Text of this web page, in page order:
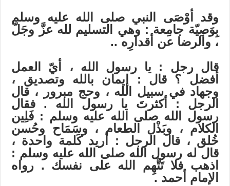
وقد أوْصَى النبي صلى الله عليه وسلم
بِوَصِيّة جامِعة : وهي التسليم لله عزَّ وجَلّ
، والرضا عن أقدارِه ..
قال رجل : يا رسول الله ، أيّ العمل
أفضل ؟ قال : إيمان بالله وتصديق ،
وجهاد في سبيل الله ، وحج مبرور ، قال
الرجل : أكثرتَ يا رسول الله . فقال
رسول الله صلى الله عليه وسلم : فَلِين
الكلام ، وبَذْل الطعام ، وسَمَاح وحُسن
خُلق ، قال الرجل : أريد كَلمة واحدة ،
قال له رسول الله صلى الله عليه وسلم :
اذهب فلا تَتَّهِم الله على نفسك . رواه
الإمام أحمد .